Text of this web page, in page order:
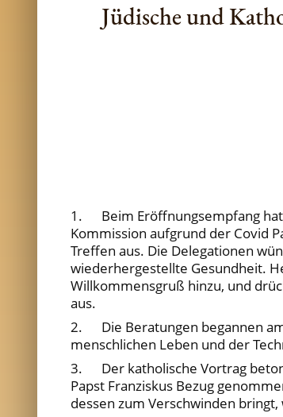
Jüdische und
1. Beim Eröffnungsempfang hat
Kommission aufgrund der Covid
Treffen aus. Die Delegationen
wiederhergestellte Gesundheit.
Willkommensgruß hinzu, und
aus.
2. Die Beratungen begannen am
menschlichen Leben und der
3. Der katholische Vortrag
Papst Franziskus Bezug
dessen zum Verschwinden